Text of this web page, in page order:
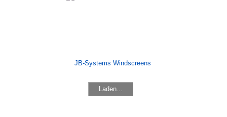
Laden...